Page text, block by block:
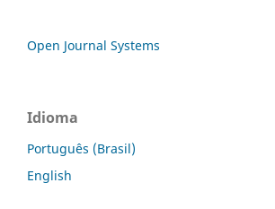
Open Journal Systems
Idioma
Português (Brasil)
English